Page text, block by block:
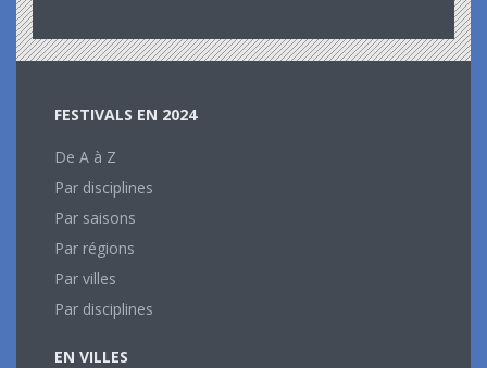
FESTIVALS EN 2024
De A à Z
Par disciplines
Par saisons
Par régions
Par villes
Par disciplines
EN VILLES